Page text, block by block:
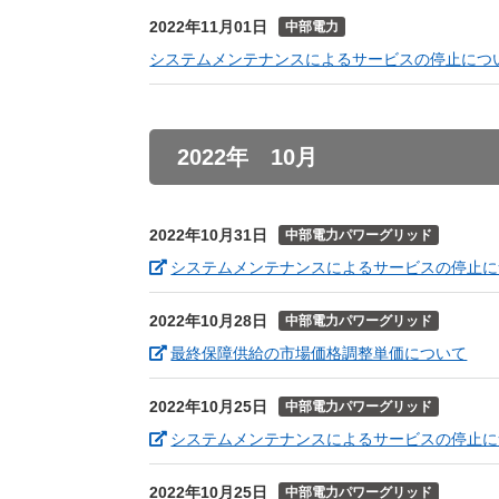
2022年11月01日 中部電力
システムメンテナンスによるサービスの停止につ
2022年 10月
2022年10月31日 中部電力パワーグリッド
システムメンテナンスによるサービスの停止
2022年10月28日 中部電力パワーグリッド
最終保障供給の市場価格調整単価について
2022年10月25日 中部電力パワーグリッド
システムメンテナンスによるサービスの停止
2022年10月25日 中部電力パワーグリッド